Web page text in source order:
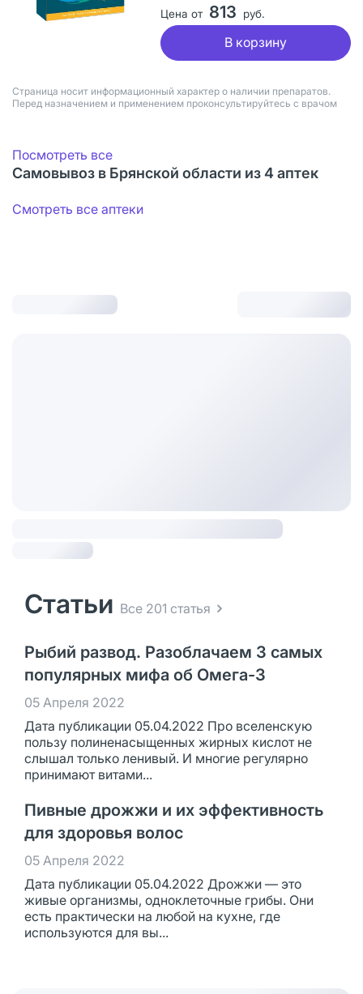
Цена от 813 руб.
В корзину
Страница носит информационный характер о наличии препаратов.
Перед назначением и применением проконсультируйтесь с врачом
Посмотреть все
Самовывоз в Брянской области из 4 аптек
Смотреть все аптеки
Статьи Все 201 статья
Рыбий развод. Разоблачаем 3 самых
популярных мифа об Омега-3
05 Апреля 2022
Дата публикации 05.04.2022 Про вселенскую
пользу полиненасыщенных жирных кислот не
слышал только ленивый. И многие регулярно
принимают витами...
Пивные дрожжи и их эффективность
для здоровья волос
05 Апреля 2022
Дата публикации 05.04.2022 Дрожжи — это
живые организмы, одноклеточные грибы. Они
есть практически на любой на кухне, где
используются для вы...